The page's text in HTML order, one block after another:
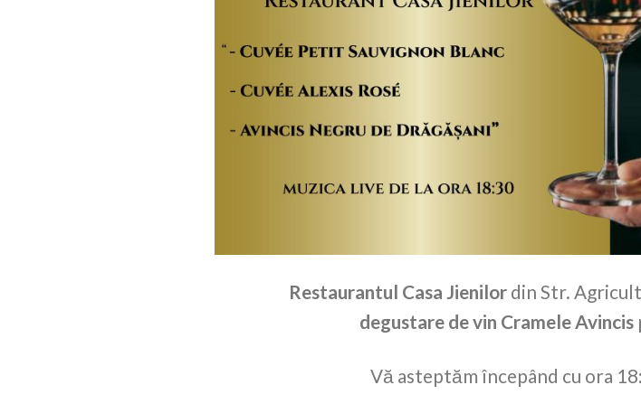
Restaurantul Casa Jienilordin Str.
degustare de vin Cramele Avincis
Vă asteptăm începând cu ora